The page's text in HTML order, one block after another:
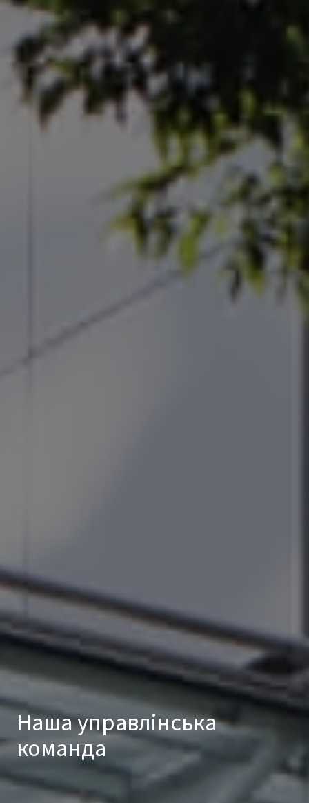
Наша управлінська
команда